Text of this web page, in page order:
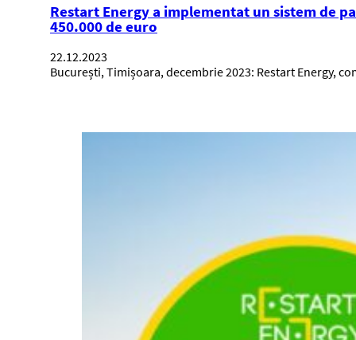
Restart Energy a implementat un sistem de
450.000 de euro
22.12.2023
București, Timișoara, decembrie 2023: Restart Energy,